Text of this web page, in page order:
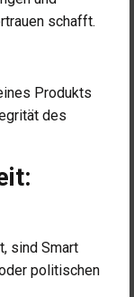
schafft.
Produkts
des
sind Smart
politischen